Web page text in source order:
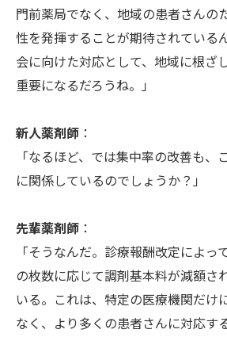
門前薬局でなく、地域の患者さんの
性を発揮することが期待されている
会に向けた対応として、地域に根ざ
重要になるだろうね。」
新人薬剤師 ：
「なるほど、では集中率の改善も、
に関係しているのでしょうか？」
先輩薬剤師 ：
「そうなんだ。診療報酬改定によっ
の枚数に応じて調剤基本料が減額さ
いる。これは、特定の医療機関だけ
なく、より多くの患者さんに対応す